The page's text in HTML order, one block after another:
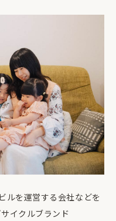
ルを運営する会社などを
イクルブランド